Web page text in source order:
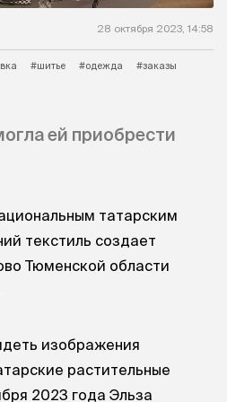
28 октября 2023, 14:58
#шитье #одежда
#заказы
ей приобрести
татарским
текстиль создает
Тюменской области
изображения
растительные
2023 года Эльза